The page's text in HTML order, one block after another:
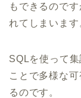
もできるので
れてしまいます
SQLを使って
ことで多様な
るのです。